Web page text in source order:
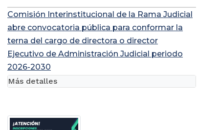
Comisión Interinstitucional de la Rama Judicial
abre convocatoria pública para conformar la
terna del cargo de directora o director
Ejecutivo de Administración Judicial periodo
2026-2030
Más detalles